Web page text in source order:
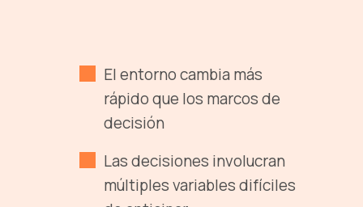
El entorno cambia más
rápido que los marcos de
decisión
Las decisiones involucran
múltiples variables difíciles